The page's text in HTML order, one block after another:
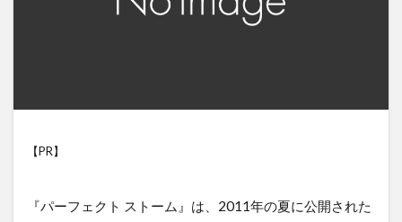
【PR】
『パーフェクト ストーム』は、2011年の夏に公開された